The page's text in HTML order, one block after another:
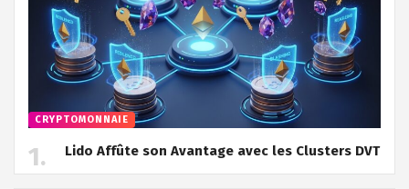
CRYPTOMONNAIE
Lido Affûte son Avantage avec les Clusters DVT